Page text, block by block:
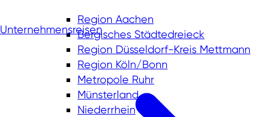
Region Aachen
Bergisches Städtedreieck
Region Düsseldorf-Kreis Mettmann
Region Köln/Bonn
Metropole Ruhr
Münsterland
Niederrhein
Unternehmensreisen